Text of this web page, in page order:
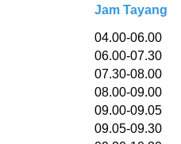
Jam Tayang
04.00-06.00
06.00-07.30
07.30-08.00
08.00-09.00
09.00-09.05
09.05-09.30